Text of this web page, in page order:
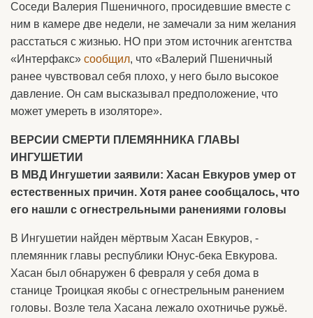
Соседи Валерия Пшеничного, просидевшие вместе с
ним в камере две недели, не замечали за ним желания
расстаться с жизнью. НО при этом источник агентства
«Интерфакс» сообщил, что «Валерий Пшеничный
ранее чувствовал себя плохо, у него было высокое
давление. Он сам высказывал предположение, что
может умереть в изоляторе».
ВЕРСИИ СМЕРТИ ПЛЕМЯННИКА ГЛАВЫ
ИНГУШЕТИИ
В МВД Ингушетии заявили: Хасан Евкуров умер от
естественных причин. Хотя ранее сообщалось, что
его нашли с огнестрельными ранениями головы
В Ингушетии найден мёртвым Хасан Евкуров, -
племянник главы республики Юнус-бека Евкурова.
Хасан был обнаружен 6 февраля у себя дома в
станице Троицкая якобы с огнестрельным ранением
головы. Возле тела Хасана лежало охотничье ружьё.